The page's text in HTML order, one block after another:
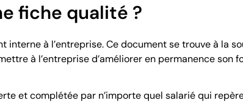
fiche qualité ?
interne à l’entreprise. Ce document se trouve à la
à l’entreprise d’améliorer en permanence son
et complétée par n’importe quel salarié qui